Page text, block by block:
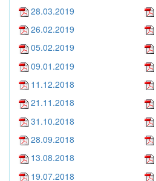
28.03.2019
26.02.2019
05.02.2019
09.01.2019
11.12.2018
21.11.2018
31.10.2018
28.09.2018
13.08.2018
19.07.2018